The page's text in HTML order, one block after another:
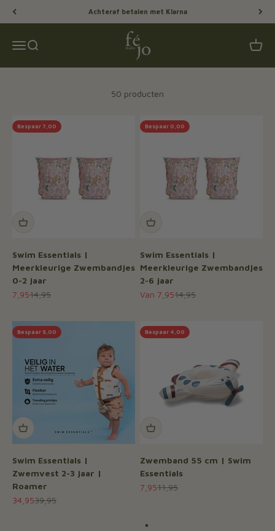
Achteraf betalen met Klarna
MenuZoeken
Féjo Studio
50 producten
Bespaar 7,00
Swim Essentials |
Meerkleurige Zwembandjes
0-2 jaar
Aanbiedingsprijs
7,95Normale prijs
14,95
Bespaar 0,00
Swim Essentials |
Meerkleurige Zwembandjes
2-6 jaar
Aanbiedingsprijs
Van 7,95Normale prijs
14,95
Bespaar 5,00
Swim Essentials |
Zwemvest 2-3 jaar |
Roamer
Aanbiedingsprijs
34,95Normale prijs
39,95
Bespaar 4,00
Zwemband 55 cm | Swim
Essentials
Aanbiedingsprijs
7,95Normale prijs
11,95